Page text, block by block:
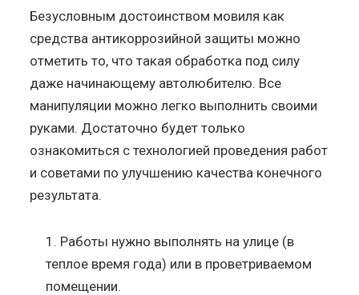
Безусловным достоинством мовиля как
средства антикоррозийной защиты можно
отметить то, что такая обработка под силу
даже начинающему автолюбителю. Все
манипуляции можно легко выполнить своими
руками. Достаточно будет только
ознакомиться с технологией проведения работ
и советами по улучшению качества конечного
результата.
Работы нужно выполнять на улице (в
теплое время года) или в проветриваемом
помещении.